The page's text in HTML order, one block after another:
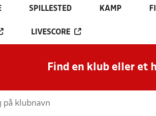
SPILLESTED KAMP
LIVESCORE
Find en klub eller et